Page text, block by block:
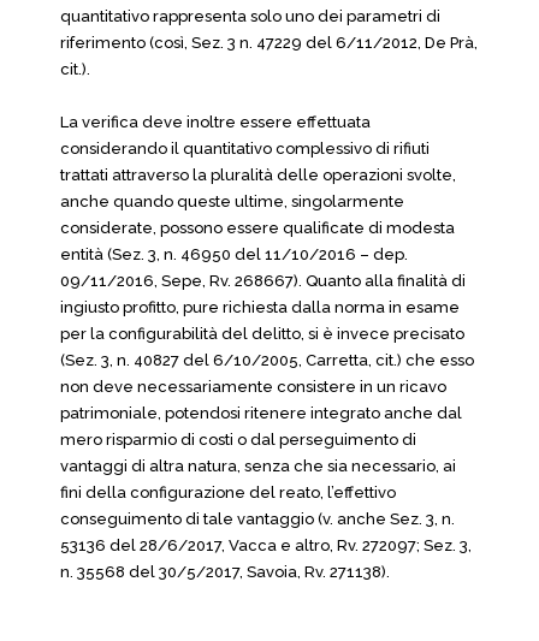
quantitativo rappresenta solo uno dei parametri di
riferimento (così, Sez. 3 n. 47229 del 6/11/2012, De Prà,
cit.).
La verifica deve inoltre essere effettuata
considerando il quantitativo complessivo di rifiuti
trattati attraverso la pluralità delle operazioni svolte,
anche quando queste ultime, singolarmente
considerate, possono essere qualificate di modesta
entità (Sez. 3, n. 46950 del 11/10/2016 – dep.
09/11/2016, Sepe, Rv. 268667). Quanto alla finalità di
ingiusto profitto, pure richiesta dalla norma in esame
per la configurabilità del delitto, si è invece precisato
(Sez. 3, n. 40827 del 6/10/2005, Carretta, cit.) che esso
non deve necessariamente consistere in un ricavo
patrimoniale, potendosi ritenere integrato anche dal
mero risparmio di costi o dal perseguimento di
vantaggi di altra natura, senza che sia necessario, ai
fini della configurazione del reato, l’effettivo
conseguimento di tale vantaggio (v. anche Sez. 3, n.
53136 del 28/6/2017, Vacca e altro, Rv. 272097; Sez. 3,
n. 35568 del 30/5/2017, Savoia, Rv. 271138).